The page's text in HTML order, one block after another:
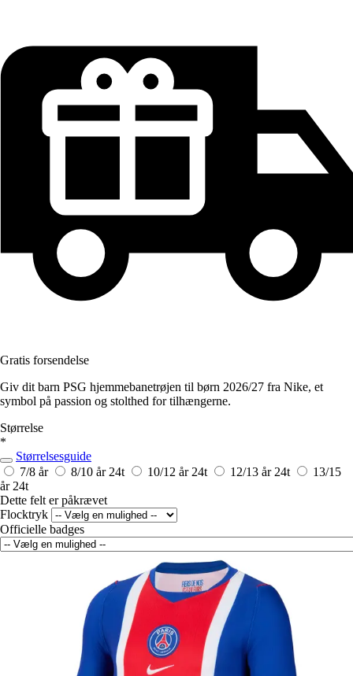
Gratis forsendelse
Giv dit barn PSG hjemmebanetrøjen til børn 2026/27 fra Nike, et
symbol på passion og stolthed for tilhængerne.
Størrelse
*
Størrelsesguide
7/8 år
8/10 år 24t 10/12 år 24t 12/13 år 24t
13/15
år 24t
Dette felt er påkrævet
Flocktryk
Officielle badges